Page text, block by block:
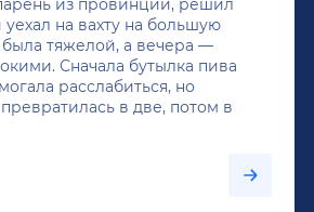
уехал на вахту на большую
была тяжелой, а вечера —
Сначала бутылка пива
расслабиться, но
в две, потом в
и вот он уже пил почти
по методу